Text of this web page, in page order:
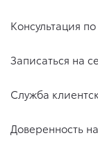
Консультация
Записаться на
Служба
Доверенность